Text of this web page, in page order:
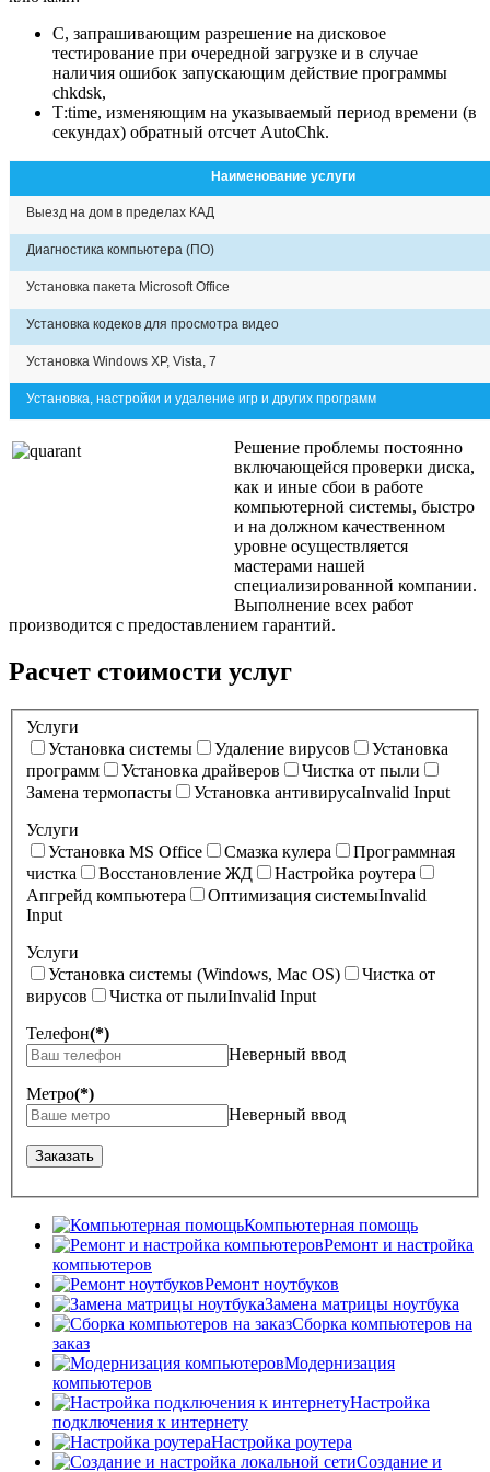
С, запрашивающим разрешение на дисковое
тестирование при очередной загрузке и в случае
наличия ошибок запускающим действие программы
chkdsk,
Т:time, изменяющим на указываемый период времени (в
секундах) обратный отсчет AutoChk.
Наименование услуги
Выезд на дом в пределах КАД
Диагностика компьютера (ПО)
Установка пакета Microsoft Office
Установка кодеков для просмотра видео
Установка Windows XP, Vista, 7
Установка, настройки и удаление игр и других программ
Решение проблемы постоянно
включающейся проверки диска,
как и иные сбои в работе
компьютерной системы, быстро
и на должном качественном
уровне осуществляется
мастерами нашей
специализированной компании.
Выполнение всех работ
производится с предоставлением гарантий.
Расчет стоимости услуг
Услуги
Установка системы
Удаление вирусов
Установка
программ
Установка драйверов
Чистка от пыли
Замена термопасты
Установка антивирусаInvalid Input
Услуги
Установка MS Office
Смазка кулера
Программная
чистка
Восстановление ЖД
Настройка роутера
Апгрейд компьютера
Оптимизация системыInvalid
Input
Услуги
Установка системы (Windows, Mac OS)
Чистка от
вирусов
Чистка от пылиInvalid Input
Телефон(*)
Неверный ввод
Метро(*)
Неверный ввод
Заказать
Компьютерная помощь
Ремонт и настройка
компьютеров
Ремонт ноутбуков
Замена матрицы ноутбука
Сборка компьютеров на
заказ
Модернизация
компьютеров
Настройка
подключения к интернету
Настройка роутера
Создание и